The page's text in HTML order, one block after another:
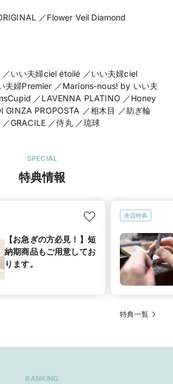
／Flower Veil Diamond
／いい夫婦ciel étoilé ／いい夫婦ciel
夫婦Premier ／Marions-nous! by いい夫
／LAVENNA PLATINO ／Honey
GINZA PROPOSTA ／相木目 ／紡ぎ輪
GRACILE ／侍丸 ／琉球
SPECIAL
特典情報
【お急ぎの方必見！】短
納期商品もご用意してお
ります。
来店特典
特典一覧
RANKING